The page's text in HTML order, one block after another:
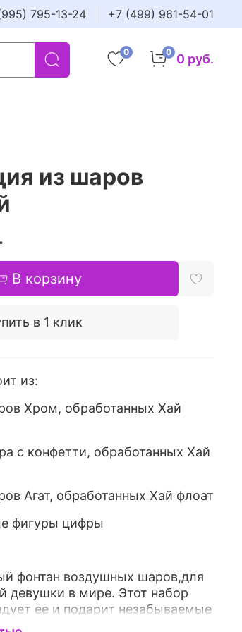
795-13-24 +7 (499) 961-54-01
0 0 0 руб.
из шаров
В корзину
в 1 клик
из:
Хром, обработанных Хай
с конфетти, обработанных Хай
Агат, обработанных Хай флоат
фигуры цифры
фонтан воздушных шаров,для
девушки в мире. Этот набор
ее и подарит незабываемые
главное-видеть радость в